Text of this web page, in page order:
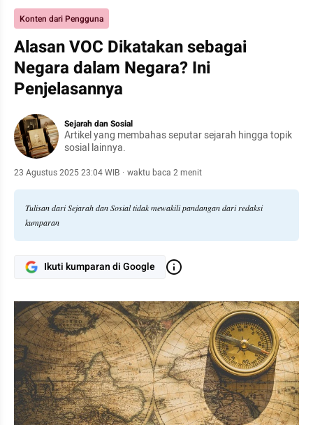
Konten dari Pengguna
Alasan VOC Dikatakan sebagai
Negara dalam Negara? Ini
Penjelasannya
Sejarah dan Sosial
Artikel yang membahas seputar sejarah hingga topik
sosial lainnya.
23 Agustus 2025 23:04 WIB · waktu baca 2 menit
Tulisan dari Sejarah dan Sosial tidak mewakili pandangan dari redaksi
kumparan
Ikuti kumparan di Google